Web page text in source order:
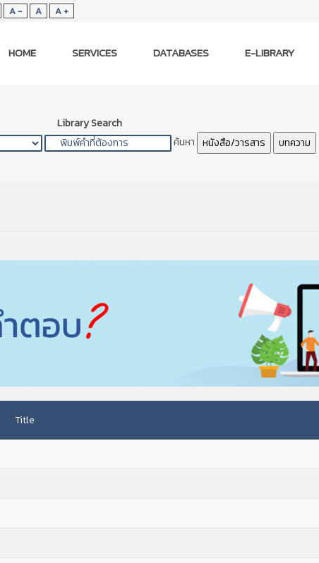
A - A A +
HOME SERVICES DATABASES E-LIBRARY
Library Search
ค้นหา หนังสือ/วารสาร บทความ
Title